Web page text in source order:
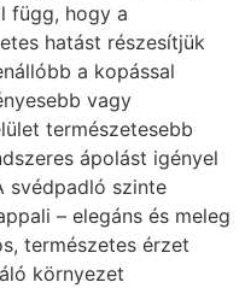
függ, hogy a
hatást részesítjük
a kopással
vagy
természetesebb
ápolást igényel
svédpadló szinte
– elegáns és meleg
természetes érzet
környezet